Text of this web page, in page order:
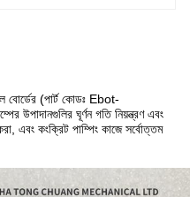
বোর্ডের (পার্ট কোডঃ Ebot-
ঘূর্ণন গতি নিয়ন্ত্রণ এবং
করা, এবং কংক্রিট পাম্পিং কাজে সর্বোত্তম